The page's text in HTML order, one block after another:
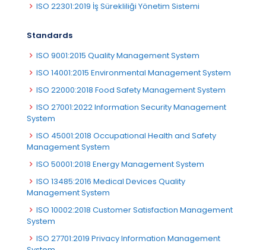
ISO 22301:2019 İş Sürekliliği Yönetim Sistemi
Standards
ISO 9001:2015 Quality Management System
ISO 14001:2015 Environmental Management System
ISO 22000:2018 Food Safety Management System
ISO 27001:2022 Information Security Management
System
ISO 45001:2018 Occupational Health and Safety
Management System
ISO 50001:2018 Energy Management System
ISO 13485:2016 Medical Devices Quality
Management System
ISO 10002:2018 Customer Satisfaction Management
System
ISO 27701:2019 Privacy Information Management